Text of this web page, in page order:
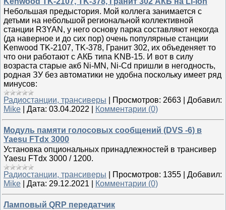
Небольшая предыстория. Мой коллега занимается с
детьми на небольшой региональной коллективной
станции R3YAN, у него основу парка составляют некогда
(да наверное и до сих пор) очень популярные станции
Kenwood TK-2107, TK-378, Гранит 302, их объеденяет то
что они работают с АКБ типа KNB-15. И вот в силу
возраста старые акб Ni-MN, Ni-Cd пришли в негодность,
родная ЗУ без автоматики не удобна поскольку имеет ряд
минусов:
Радиостанции, трансиверы
Просмотров: 2663
Добавил:
Mike
Дата: 03.04.2022 Комментарии (0)
Модуль памяти голосовых сообщений (DVS -6) в
Yaesu FTdx 3000
Установка опциональных принадлежностей в трансивер
Yaesu FTdx 3000 / 1200.
Радиостанции, трансиверы
Просмотров: 1355
Добавил:
Mike
Дата: 29.12.2021 Комментарии (0)
Ламповый QRP передатчик